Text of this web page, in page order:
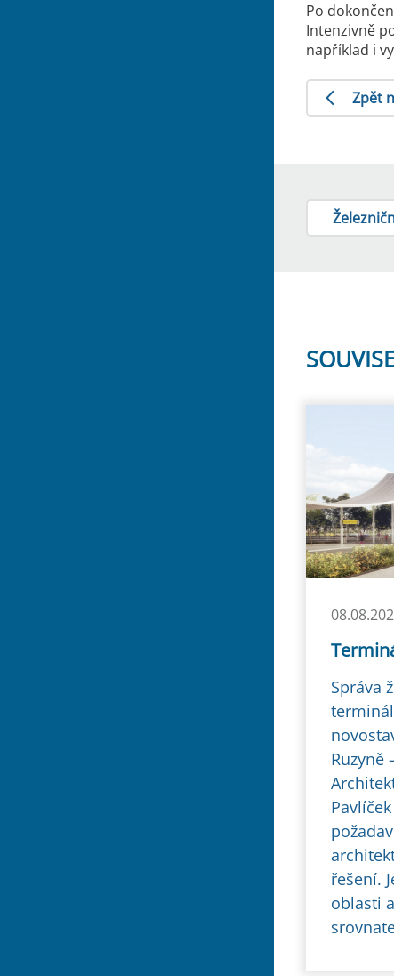
Po
Intenzivně
například i
Zpět
Správa
Ruzyně
řešení.
oblasti